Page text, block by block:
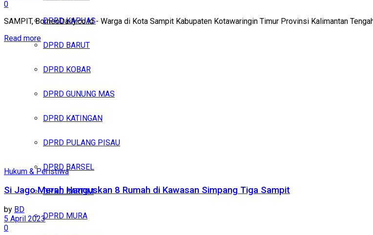
DPRD KAPUAS
DPRD BARUT
DPRD KOBAR
DPRD GUNUNG MAS
DPRD KATINGAN
DPRD PULANG PISAU
DPRD BARSEL
DPRD BARTIM
DPRD MURA
0
SAMPIT, BorneoDaily.co.id - Warga di Kota Sampit Kabupaten Kotawaringin Timur Provinsi Kalimantan
Read more
Hukum & Peristiwa
Si Jago Merah Hanguskan 8 Rumah di Kawasan Simpang Tiga Sampit
by BD
5 April 2023
0